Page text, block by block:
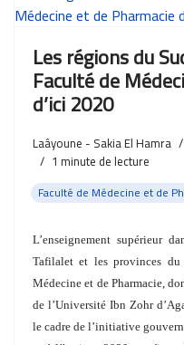
Les régions du
Faculté de
d’ici 2020
Laâyoune - Sakia El Hamra
1 minute de lecture
Faculté de Médecine et de
L’enseignement supérieur
Tafilalet et les provinces
Médecine et de Pharmacie,
de l’Université Ibn Zohr
le cadre de l’initiative